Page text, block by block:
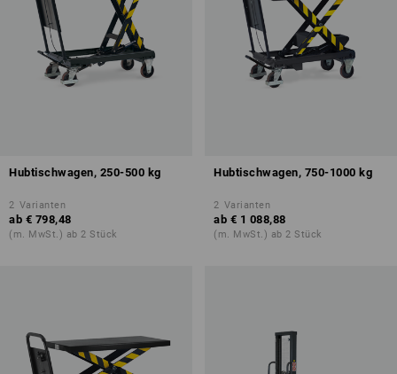
Hubtischwagen, 250-500 kg
2 Varianten
ab € 798,48
(m. MwSt.) ab 2 Stück
Hubtischwagen, 750-1000 kg
2 Varianten
ab € 1 088,88
(m. MwSt.) ab 2 Stück